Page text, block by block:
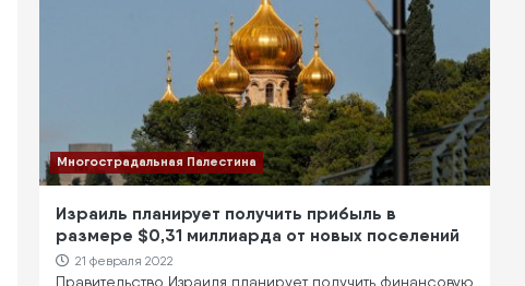
Многострадальная Палестина
Израиль планирует получить прибыль в
размере $0,31 миллиарда от новых поселений
21 февраля 2022
Правительство Израиля планирует получить финансовую